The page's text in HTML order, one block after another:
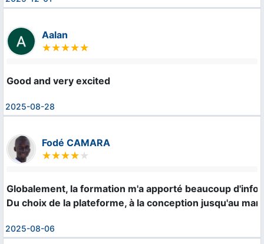
Aalan
Good and very excited
2025-08-28
Fodé CAMARA
Globalement, la formation m'a apporté beaucoup
Du choix de la plateforme, à la conception jusqu'au
2025-08-06